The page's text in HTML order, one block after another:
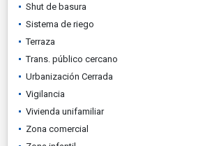
Shut de basura
Sistema de riego
Terraza
Trans. público cercano
Urbanización Cerrada
Vigilancia
Vivienda unifamiliar
Zona comercial